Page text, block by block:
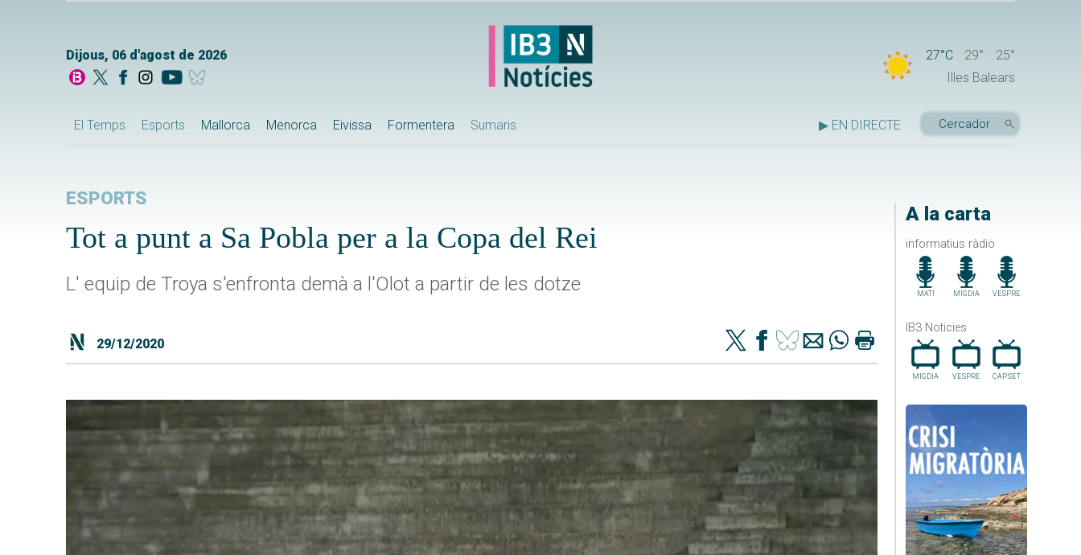
Dijous, 06 d'agost de 2026 27°C 29°
25°
Illes Balears
El Temps Esports Mallorca Menorca Eivissa Formentera Sumaris ▶ EN DIRECTE
A la carta
informatius ràdio
MATÍ MIGDIA VESPRE
IB3 Noticies
MIGDIA VESPRE CAP.SET
ESPORTS
Tot a punt a Sa Pobla per a la Copa del Rei
L' equip de Troya s'enfronta demà a l'Olot a partir de les dotze
29/12/2020